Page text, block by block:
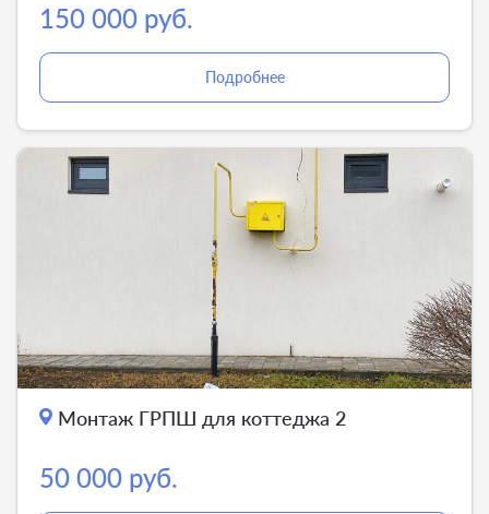
150 000 руб.
Подробнее
Монтаж ГРПШ для коттеджа 2
50 000 руб.